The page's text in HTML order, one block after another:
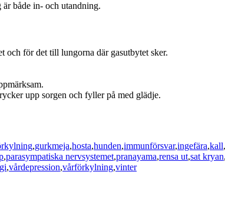
både in- och utandning.
och för det till lungorna där gasutbytet sker.
upp sorgen och fyller på med glädje.
,gurkmeja,hosta,hunden,immunförsvar,ingefära,kall,
,parasympatiska nervsystemet,pranayama,rensa ut,sat kryan,
,vårdepression,vårförkylning,vinter